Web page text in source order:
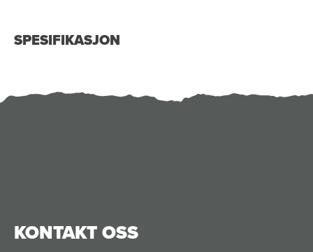
SPESIFIKASJON
KONTAKT OSS